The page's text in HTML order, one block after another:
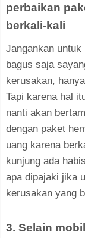
perbaikan
berkali-kali
Jangankan
bagus saja
kerusakan,
Tapi karena hal
nanti akan
dengan paket
uang karena
kunjung ada
apa dipajaki jika
kerusakan yang
3. Selain